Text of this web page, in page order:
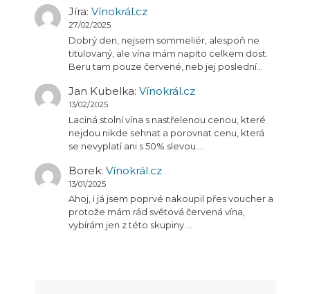
Jíra: Vínokrál.cz
27/02/2025
Dobrý den, nejsem sommeliér, alespoň ne
titulovaný, ale vína mám napito celkem dost.
Beru tam pouze červené, neb jej poslední…
Jan Kubelka: Vínokrál.cz
13/02/2025
Laciná stolní vína s nastřelenou cenou, které
nejdou nikde sehnat a porovnat cenu, která
se nevyplatí ani s 50% slevou.…
Borek: Vínokrál.cz
13/01/2025
Ahoj, i já jsem poprvé nakoupil přes voucher a
protože mám rád světová červená vína,
vybírám jen z této skupiny.…